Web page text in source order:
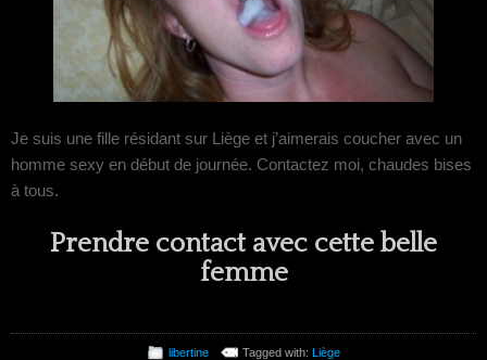
Je suis une fille résidant sur Liège et j’aimerais coucher avec un
homme sexy en début de journée. Contactez moi, chaudes bises
à tous.
Prendre contact avec cette belle
femme
libertine Tagged with: Liège